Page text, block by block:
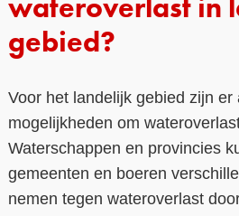
wateroverlast in
gebied?
Voor het landelijk gebied zijn er
mogelijkheden om
Waterschappen en provincies
gemeenten en boeren
nemen tegen wateroverlast